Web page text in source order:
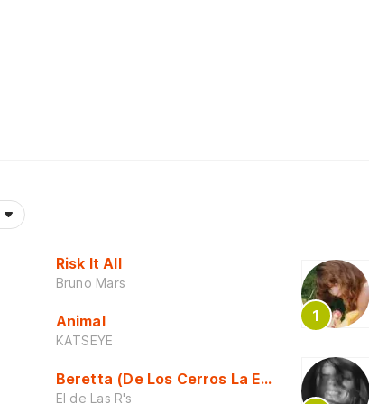
Risk It All
Bruno Mars
Animal
KATSEYE
Beretta (De Los Cerros La Escuela)
El de Las R's